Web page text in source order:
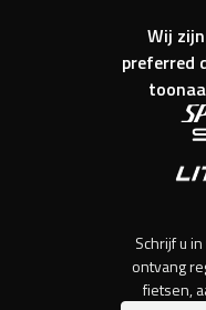
Wij
preferred
Schrijf u
ontvang
fietsen,